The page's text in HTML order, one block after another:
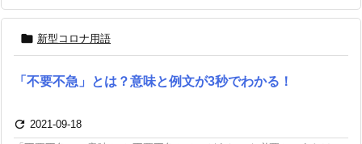
 新型コロナ用語
「不要不急」とは？意味と例文が3秒でわかる！
 2021-09-18